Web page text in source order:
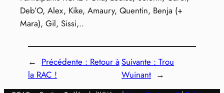
Deb’O, Alex, Kike, Amaury, Quentin, Benja (+
Mara), Gil, Sissi,..
← Précédente : Retour à
la RAC !
Suivante : Trou
Wuinant →